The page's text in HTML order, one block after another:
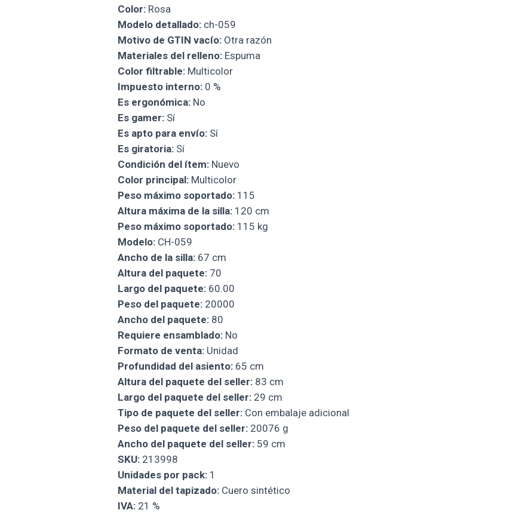
Color: Rosa
Modelo detallado: ch-059
Motivo de GTIN vacío: Otra razón
Materiales del relleno: Espuma
Color filtrable: Multicolor
Impuesto interno: 0 %
Es ergonómica: No
Es gamer: Sí
Es apto para envío: Sí
Es giratoria: Sí
Condición del ítem: Nuevo
Color principal: Multicolor
Peso máximo soportado: 115
Altura máxima de la silla: 120 cm
Peso máximo soportado: 115 kg
Modelo: CH-059
Ancho de la silla: 67 cm
Altura del paquete: 70
Largo del paquete: 60.00
Peso del paquete: 20000
Ancho del paquete: 80
Requiere ensamblado: No
Formato de venta: Unidad
Profundidad del asiento: 65 cm
Altura del paquete del seller: 83 cm
Largo del paquete del seller: 29 cm
Tipo de paquete del seller: Con embalaje adicional
Peso del paquete del seller: 20076 g
Ancho del paquete del seller: 59 cm
SKU: 213998
Unidades por pack: 1
Material del tapizado: Cuero sintético
IVA: 21 %